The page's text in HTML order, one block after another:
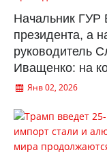
Начальник ГУР
президента, а
руководитель
Иващенко: на
Янв 02, 2026